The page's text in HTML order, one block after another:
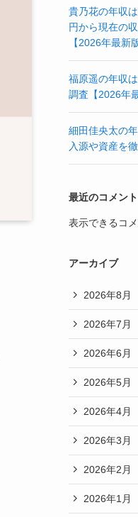
貴乃花の年収
円から現在の
【2026年最新
福原遥の年収
調査【2026年
細田佳央太の
入源や資産を
最近のコメント
表示できるコ
アーカイブ
2026年8月
2026年7月
2026年6月
2026年5月
2026年4月
2026年3月
2026年2月
2026年1月